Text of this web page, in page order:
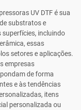
UV DTF é sua
substratos e
superfícies, incluindo
essas
setores e aplicações.
empresas
de forma
e às tendências
itens
personalizada ou